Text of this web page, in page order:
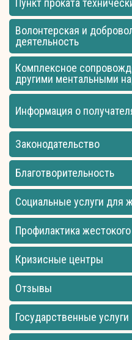
Пункт проката
Волонтерская и
деятельность
Комплексное
другими ментальными
Информация о
Законодательство
Благотворительность
Социальные услуги для
Профилактика
Кризисные центры
Отзывы
Государственные услуги